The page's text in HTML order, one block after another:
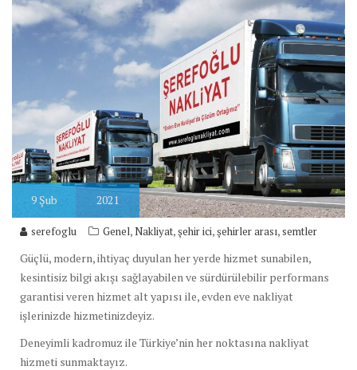
9 Şub 2021
serefoglu Genel,Nakliyat,şehir ici,şehirler arası,semtler
Güçlü, modern, ihtiyaç duyulan her yerde hizmet sunabilen,
kesintisiz bilgi akışı sağlayabilen ve sürdürülebilir performans
garantisi veren hizmet alt yapısı ile, evden eve nakliyat
işlerinizde hizmetinizdeyiz.
Deneyimli kadromuz ile Türkiye’nin her noktasına nakliyat
hizmeti sunmaktayız.